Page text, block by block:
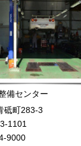
備センター
砥町283-3
1101
9000